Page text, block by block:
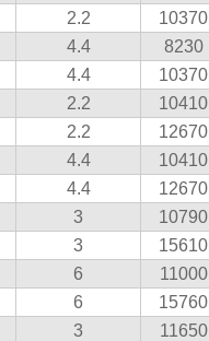
2.2 10370
4.4 8230
4.4 10370
2.2 10410
2.2 12670
4.4 10410
4.4 12670
3 10790
3 15610
6 11000
6 15760
3 11650